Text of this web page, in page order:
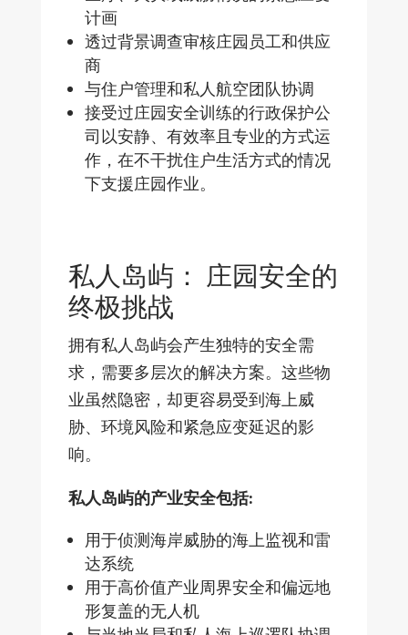
计画
透过背景调查审核庄园员工和供应
商
与住户管理和私人航空团队协调
接受过庄园安全训练的行政保护公
司以安静、有效率且专业的方式运
作，在不干扰住户生活方式的情况
下支援庄园作业。
私人岛屿： 庄园安全的
终极挑战
拥有私人岛屿会产生独特的安全需
求，需要多层次的解决方案。这些物
业虽然隐密，却更容易受到海上威
胁、环境风险和紧急应变延迟的影
响。
私人岛屿的产业安全包括:
用于侦测海岸威胁的海上监视和雷
达系统
用于高价值产业周界安全和偏远地
形复盖的无人机